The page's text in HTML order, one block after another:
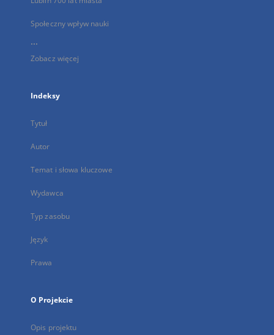
Społeczny wpływ nauki
...
Zobacz więcej
Indeksy
Tytuł
Autor
Temat i słowa kluczowe
Wydawca
Typ zasobu
Język
Prawa
O Projekcie
Opis projektu